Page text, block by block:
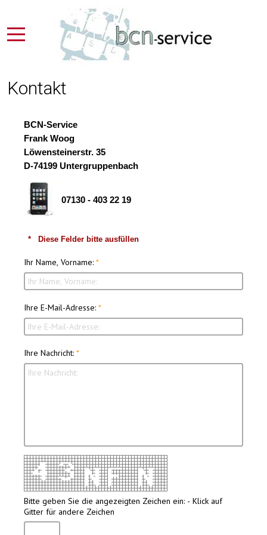
Kontakt
BCN-Service
Frank Woog
Löwensteinerstr. 35
D-74199 Untergruppenbach
07130 - 403 22 19
* Diese Felder bitte ausfüllen
Ihr Name, Vorname:
Ihre E-Mail-Adresse:
Ihre Nachricht:
Bitte geben Sie die angezeigten Zeichen ein: - Klick auf
Gitter für andere Zeichen